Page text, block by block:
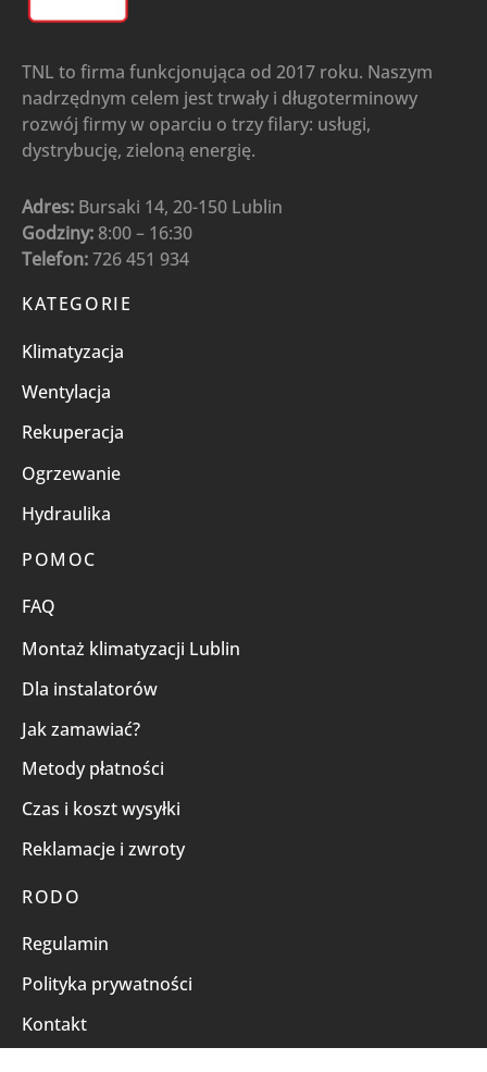
TNL to firma funkcjonująca od 2017 roku. Naszym
nadrzędnym celem jest trwały i długoterminowy
rozwój firmy w oparciu o trzy filary: usługi,
dystrybucję, zieloną energię.
Adres: Bursaki 14, 20-150 Lublin
Godziny: 8:00 – 16:30
Telefon:726 451 934
KATEGORIE
Klimatyzacja
Wentylacja
Rekuperacja
Ogrzewanie
Hydraulika
POMOC
FAQ
Montaż klimatyzacji Lublin
Dla instalatorów
Jak zamawiać?
Metody płatności
Czas i koszt wysyłki
Reklamacje i zwroty
RODO
Regulamin
Polityka prywatności
Kontakt